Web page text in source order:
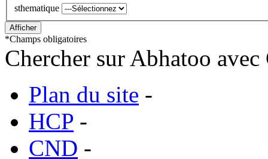
sthematique
*Champs obligatoires
Chercher sur Abhatoo
Plan du site -
HCP -
CND -